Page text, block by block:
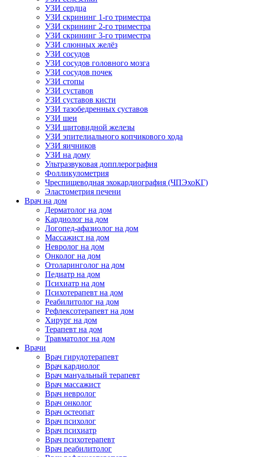
УЗИ сердца
УЗИ скрининг 1-го триместра
УЗИ скрининг 2-го триместра
УЗИ скрининг 3-го триместра
УЗИ слюнных желёз
УЗИ сосудов
УЗИ сосудов головного мозга
УЗИ сосудов почек
УЗИ стопы
УЗИ суставов
УЗИ суставов кисти
УЗИ тазобедренных суставов
УЗИ шеи
УЗИ щитовидной железы
УЗИ эпителиального копчикового хода
УЗИ яичников
УЗИ на дому
Ультразвуковая допплерография
Фолликулометрия
Чреспищеводная эхокардиография (ЧПЭхоКГ)
Эластометрия печени
Врач на дом
Дерматолог на дом
Кардиолог на дом
Логопед-афазиолог на дом
Массажист на дом
Невролог на дом
Онколог на дом
Отоларинголог на дом
Педиатр на дом
Психиатр на дом
Психотерапевт на дом
Реабилитолог на дом
Рефлексотерапевт на дом
Хирург на дом
Терапевт на дом
Травматолог на дом
Врачи
Врач гирудотерапевт
Врач кардиолог
Врач мануальный терапевт
Врач массажист
Врач невролог
Врач онколог
Врач остеопат
Врач психолог
Врач психиатр
Врач психотерапевт
Врач реабилитолог